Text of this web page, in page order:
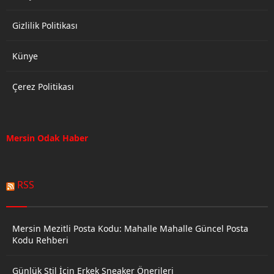
Gizlilik Politikası
Künye
Çerez Politikası
Mersin Odak Haber
RSS
Mersin Mezitli Posta Kodu: Mahalle Mahalle Güncel Posta
Kodu Rehberi
Günlük Stil İçin Erkek Sneaker Önerileri